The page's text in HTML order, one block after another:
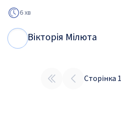
6 хв
Вікторія Мілюта
Сторінка 1